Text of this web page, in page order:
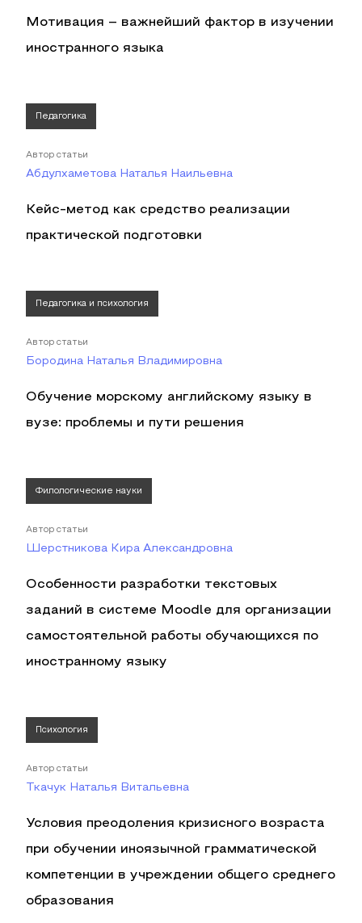
Мотивация – важнейший фактор в изучении
иностранного языка
Педагогика
Автор статьи
Абдулхаметова Наталья Наильевна
Кейс-метод как средство реализации
практической подготовки
Педагогика и психология
Автор статьи
Бородина Наталья Владимировна
Обучение морскому английскому языку в
вузе: проблемы и пути решения
Филологические науки
Автор статьи
Шерстникова Кира Александровна
Особенности разработки текстовых
заданий в системе Moodle для организации
самостоятельной работы обучающихся по
иностранному языку
Психология
Автор статьи
Ткачук Наталья Витальевна
Условия преодоления кризисного возраста
при обучении иноязычной грамматической
компетенции в учреждении общего среднего
образования